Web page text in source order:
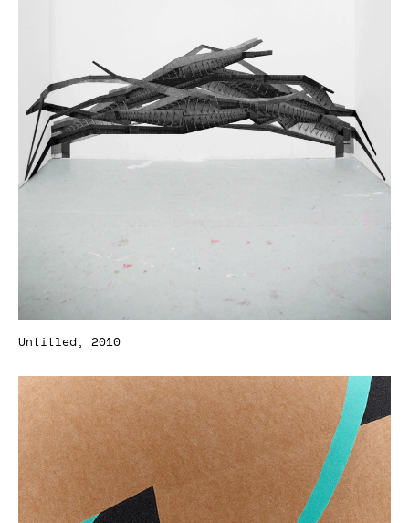
Untitled, 2010